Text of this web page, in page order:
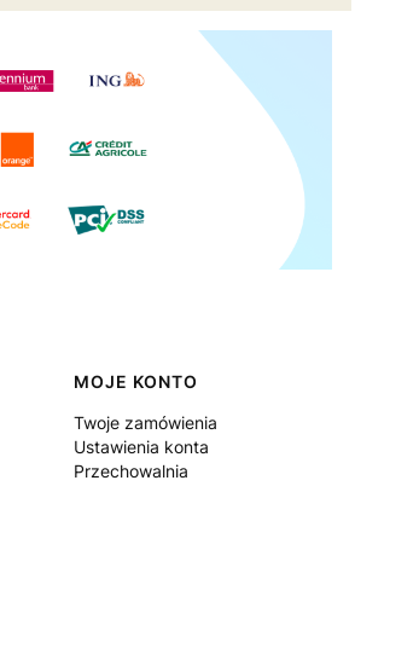
MOJE KONTO
Twoje zamówienia
Ustawienia konta
Przechowalnia